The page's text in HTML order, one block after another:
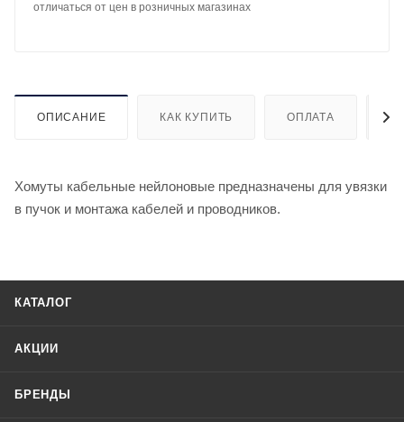
отличаться от цен в розничных магазинах
ОПИСАНИЕ КАК КУПИТЬ ОПЛАТА
Хомуты кабельные нейлоновые предназначены для увязки
в пучок и монтажа кабелей и проводников.
КАТАЛОГ
АКЦИИ
БРЕНДЫ